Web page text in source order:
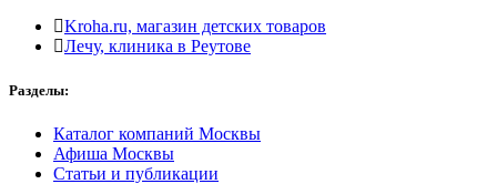
Kroha.ru, магазин детских товаров
Лечу, клиника в Реутове
Разделы:
Каталог компаний Москвы
Афиша Москвы
Статьи и публикации